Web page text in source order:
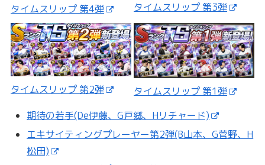
タイムスリップ 第4弾 タイムスリップ 第3弾
タイムスリップ 第2弾
タイムスリップ 第1弾
期待の若手(De伊藤、G戸郷、Hリチャード)
エキサイティングプレーヤー第2弾(B山本、G菅野、H
松田)